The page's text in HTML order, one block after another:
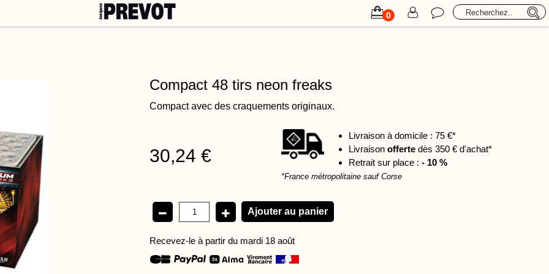
0
Grands spectacles Retraite aux flambeaux Formations Professionnels
COMPACT 48 TIRS NEON FREAKS
Compact 48 tirs neon freaks
Compact avec des craquements originaux.
30,24 €
Livraison à domicile : 75 €*
Livraison offerte dès 350 € d'achat*
Retrait sur place : - 10 %
*France métropolitaine sauf Corse
Recevez-le à partir du mardi 18 août